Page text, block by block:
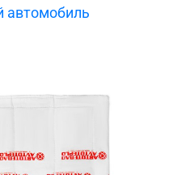
автомобиль